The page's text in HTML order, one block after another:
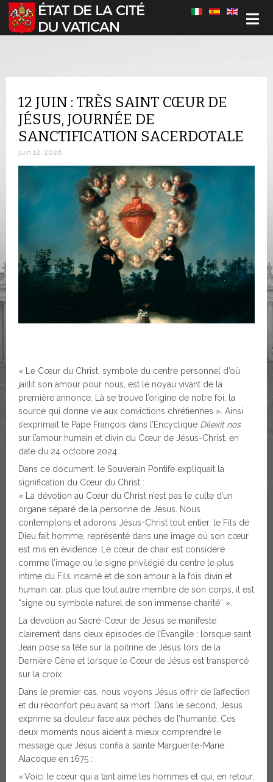
Sélectionnez votre langue
12 JUIN : TRÈS SAINT CŒUR DE
JÉSUS, JOURNÉE DE
SANCTIFICATION SACERDOTALE
juin 12, 2026
« Le Cœur du Christ, symbole du centre personnel d’où
jaillit son amour pour nous, est le noyau vivant de la
première annonce. Là se trouve l’origine de notre foi, la
source qui donne vie aux convictions chrétiennes ». Ainsi
s’exprimait le Pape François dans l’Encyclique Dilexit nos
sur l’amour humain et divin du Cœur de Jésus-Christ, en
date du 24 octobre 2024.
Dans ce document, le Souverain Pontife expliquait la
signification du Cœur du Christ :
« La dévotion au Cœur du Christ n’est pas le culte d’un
organe séparé de la personne de Jésus. Nous
contemplons et adorons Jésus-Christ tout entier, le Fils de
Dieu fait homme, représenté dans une image où son cœur
est mis en évidence. Le cœur de chair est considéré
comme l’image ou le signe privilégié du centre le plus
intime du Fils incarné et de son amour à la fois divin et
humain car, plus que tout autre membre de son corps, il est
“signe ou symbole naturel de son immense charité” ».
La dévotion au Sacré-Cœur de Jésus se manifeste
clairement dans deux épisodes de l’Évangile : lorsque saint
Jean pose sa tête sur la poitrine de Jésus lors de la
Dernière Cène et lorsque le Cœur de Jésus est transpercé
sur la croix.
Dans le premier cas, nous voyons Jésus offrir de l’affection
et du réconfort peu avant sa mort. Dans le second, Jésus
exprime sa douleur face aux péchés de l’humanité. Ces
deux moments nous aident à mieux comprendre le
message que Jésus confia à sainte Marguerite-Marie
Alacoque en 1675 :
« Voici le cœur qui a tant aimé les hommes et qui, en retour,